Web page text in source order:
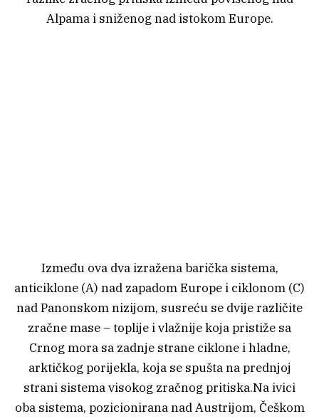
Alpama i sniženog nad istokom Europe.
Između ova dva izražena barička sistema,
anticiklone (A) nad zapadom Europe i ciklonom (C)
nad Panonskom nizijom, susreću se dvije različite
zračne mase – toplije i vlažnije koja pristiže sa
Crnog mora sa zadnje strane ciklone i hladne,
arktičkog porijekla, koja se spušta na prednjoj
strani sistema visokog zračnog pritiska.Na ivici
oba sistema, pozicionirana nad Austrijom, Češkom